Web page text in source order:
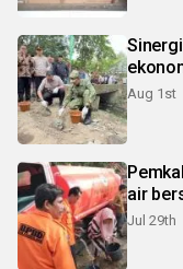
Aug 1st
air
Jul 29th